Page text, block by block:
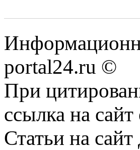
portal24.ru ©
При
ссылка на сайт
Статьи на